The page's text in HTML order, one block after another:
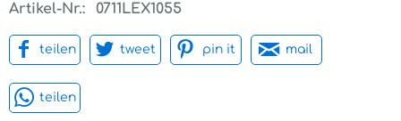
Artikel-Nr.: 0711LEX1055
teilen tweet pin it mail
teilen